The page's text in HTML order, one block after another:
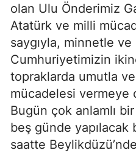
olan Ulu Önderimiz
Atatürk ve milli
saygıyla, minnetle ve
Cumhuriyetimizin
topraklarda umutla
mücadelesi vermeye
Bugün çok anlamlı bir
beş günde
saatte